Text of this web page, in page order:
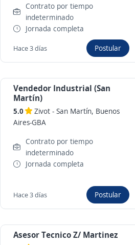
Contrato por tiempo
indeterminado
Jornada completa
Hace 3 días Postular
Vendedor Industrial (San
Martín)
5.0 Zivot -San Martín, Buenos
Aires-GBA
Contrato por tiempo
indeterminado
Jornada completa
Hace 3 días Postular
Asesor Tecnico Z/ Martinez